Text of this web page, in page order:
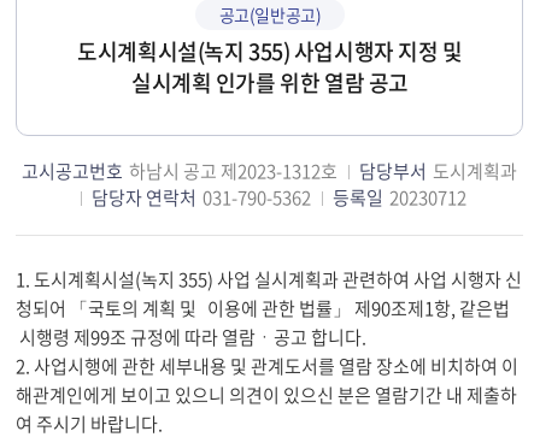
공고(일반공고)
도시계획시설(녹지 355) 사업시행자 지정 및
실시계획 인가를 위한 열람 공고
고시공고번호 하남시 공고 제2023-1312호 담당부서 도시계획과
담당자 연락처 031-790-5362 등록일 20230712